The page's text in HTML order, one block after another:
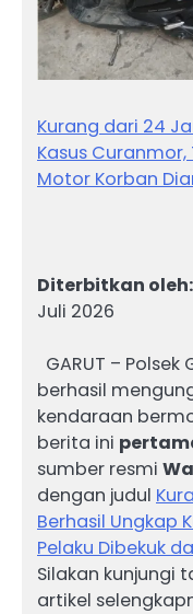
Kurang dari 24
Kasus
Motor Korban
Diterbitkan oleh:
Juli 2026
GARUT –
berhasil
kendaraan
berita ini
sumber resmi
dengan judul
Berhasil Ungkap
Pelaku Dibekuk
Silakan kunjungi
artikel